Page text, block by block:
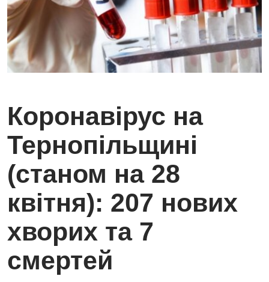
Коронавірус на
Тернопільщині
(станом на 28
квітня): 207 нових
хворих та 7
смертей